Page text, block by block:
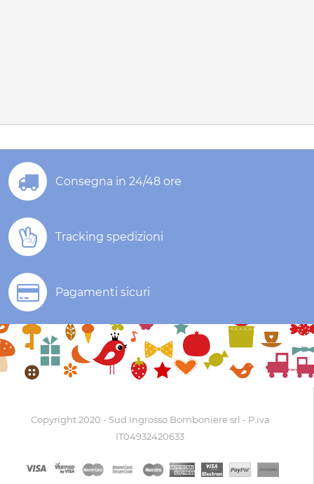
Consegna in 24/48 ore
Tracking spedizioni
Pagamenti sicuri
Copyright 2020 - Sud Ingrosso Bomboniere srl - P.iva
IT04932420633